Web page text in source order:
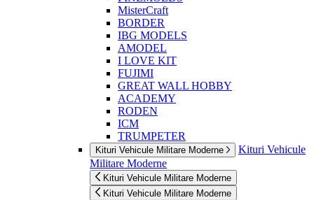
MisterCraft
BORDER
IBG MODELS
AMODEL
I LOVE KIT
FUJIMI
GREAT WALL HOBBY
ACADEMY
RODEN
ICM
TRUMPETER
Kituri Vehicule Militare Moderne
Kituri Vehicule
Militare Moderne
Kituri Vehicule Militare Moderne
Kituri Vehicule Militare Moderne